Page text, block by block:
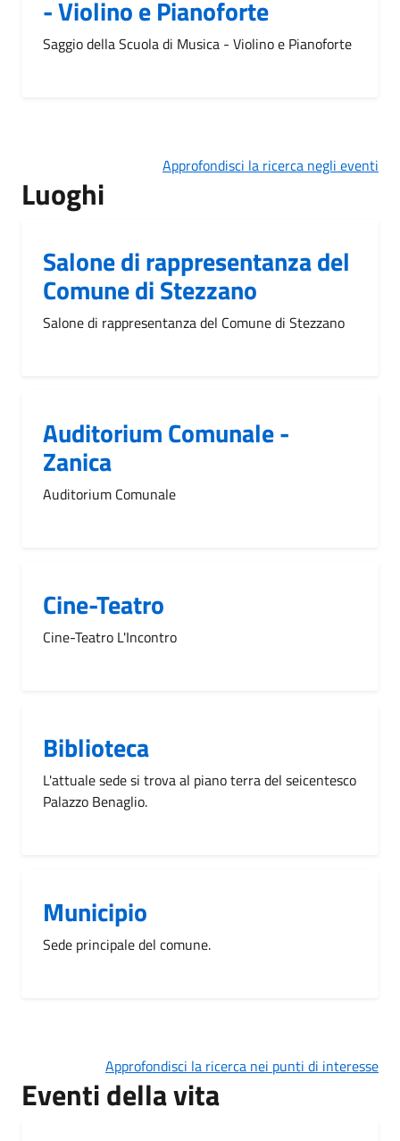
- Violino e Pianoforte
Saggio della Scuola di Musica - Violino e Pianoforte
Approfondisci la ricerca negli eventi
Luoghi
Salone di rappresentanza del
Comune di Stezzano
Salone di rappresentanza del Comune di Stezzano
Auditorium Comunale -
Zanica
Auditorium Comunale
Cine-Teatro
Cine-Teatro L'Incontro
Biblioteca
L'attuale sede si trova al piano terra del seicentesco
Palazzo Benaglio.
Municipio
Sede principale del comune.
Approfondisci la ricerca nei punti di interesse
Eventi della vita